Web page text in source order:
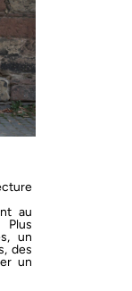
au
Plus
s, un
des
un